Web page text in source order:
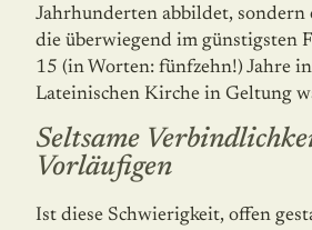
Jahrhunderten abbildet, sondern
die überwiegend im günstigsten
15 (in Worten: fünfzehn!) Jahre
Lateinischen Kirche in Geltung
Seltsame
Vorläufigen
Ist diese Schwierigkeit, offen